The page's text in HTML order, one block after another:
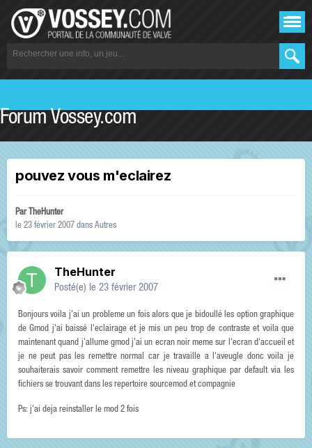
Forum Vossey.com
pouvez vous m'eclairez
Par TheHunter
le 23 février 2007 dans Autres
TheHunter
Posté(e) le 23 février 2007
Bonjours voila j'ai un probleme un fois alors que je bidoullé les option graphique
de Gmod j'ai baissé l'eclairage et je mis un peu trop de contraste et voila que
maintenant quand j'allume gmod j'ai un ecran noir meme sur l'ecran d'accueil et
je ne peut pas les remettre normal car je travaille a l'aveugle donc voila je
souhaiterais savoir comment remettre les niveau graphique par default via les
fichiers se trouvant dans les repertoire sourcemod et compagnie
Ps: j'ai deja reinstaller le mod 2 fois